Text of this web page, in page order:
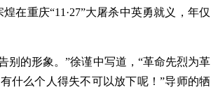
在重庆“11·27”大屠杀中英勇就义，年仅
别的形象。”徐谨中写道，“革命先烈为革
什么个人得失不可以放下呢！”导师的牺